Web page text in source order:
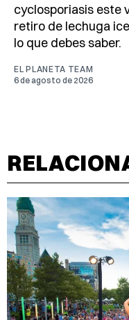
cyclosporiasis este
retiro de lechuga
lo que debes saber.
EL PLANETA TEAM
6 de agosto de 2026